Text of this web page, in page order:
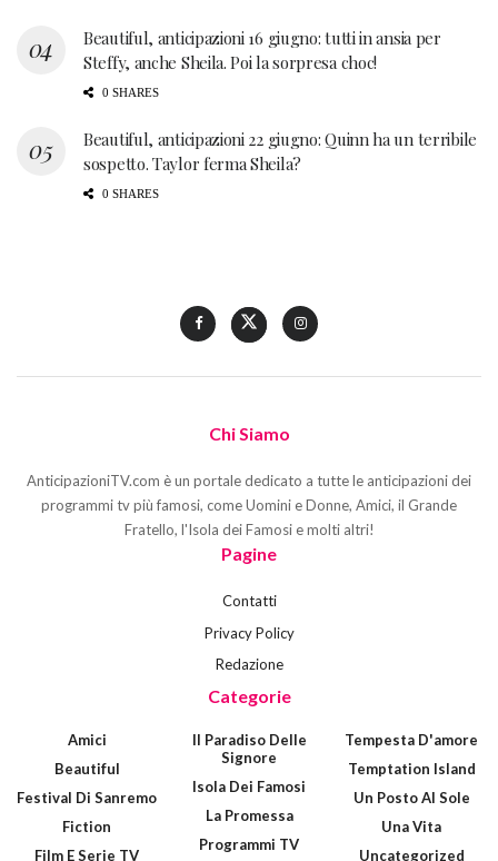
Beautiful, anticipazioni 16 giugno: tutti in ansia per
Steffy, anche Sheila. Poi la sorpresa choc!
0 SHARES
Beautiful, anticipazioni 22 giugno: Quinn ha un terribile
sospetto. Taylor ferma Sheila?
0 SHARES
Chi Siamo
AnticipazioniTV.com è un portale dedicato a tutte le anticipazioni dei
programmi tv più famosi, come Uomini e Donne, Amici, il Grande
Fratello, l'Isola dei Famosi e molti altri!
Pagine
Contatti
Privacy Policy
Redazione
Categorie
Amici
Beautiful
Festival Di Sanremo
Fiction
Film E Serie TV
Il Paradiso Delle
Signore
Isola Dei Famosi
La Promessa
Programmi TV
Tempesta D'amore
Temptation Island
Un Posto Al Sole
Una Vita
Uncategorized